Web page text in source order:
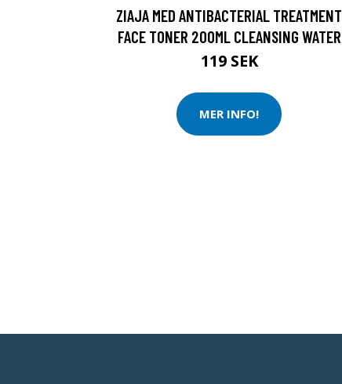
ZIAJA MED ANTIBACTERIAL TREATMENT
FACE TONER 200ML CLEANSING WATER
119 SEK
MER INFO!